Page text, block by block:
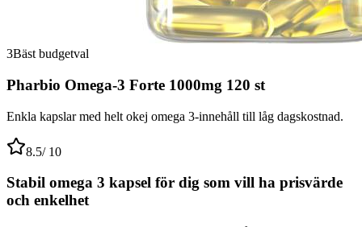
3Bäst budgetval
Pharbio Omega-3 Forte 1000mg 120 st
Enkla kapslar med helt okej omega 3-innehåll till låg dagskostnad.
8.5/ 10
Stabil omega 3 kapsel för dig som vill ha prisvärde
och enkelhet